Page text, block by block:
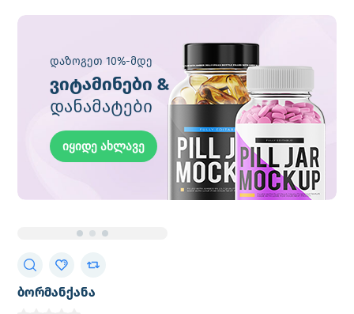
დაზოგეთ 10%-მდე
ვიტამინები &
დანამატები
იყიდე ახლავე
ბორმანქანა